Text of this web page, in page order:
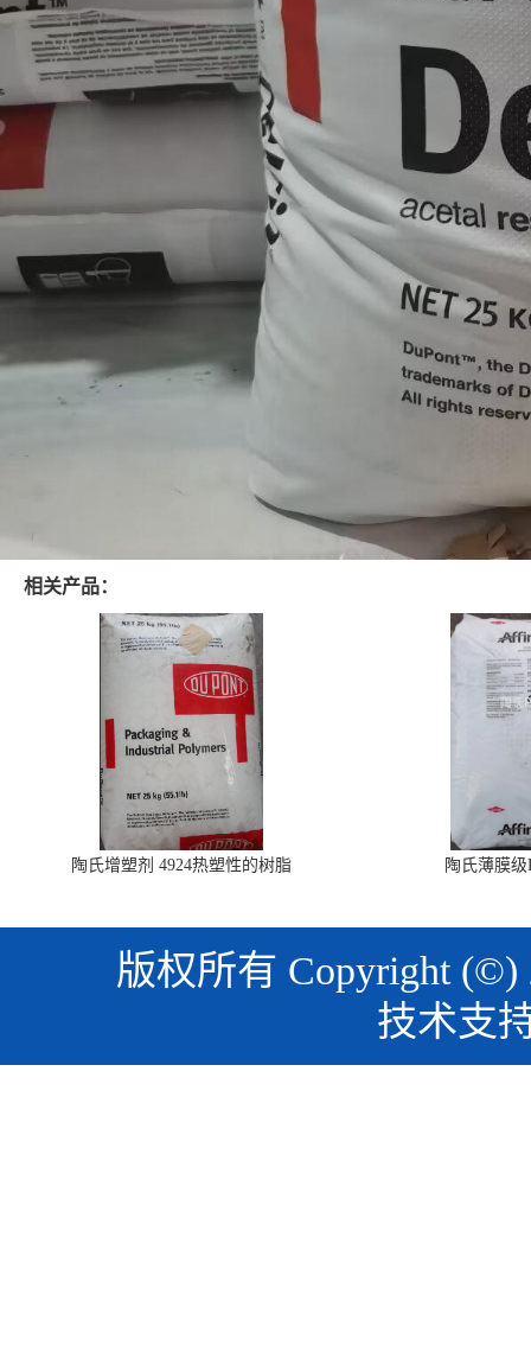
相关产品：
陶氏增塑剂 4924热塑性的树脂 陶氏薄膜级
版权所有 Copyright
技术支